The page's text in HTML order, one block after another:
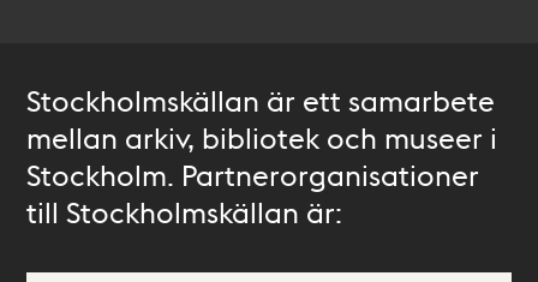
Stockholmskällan är ett samarbete
mellan arkiv, bibliotek och museer i
Stockholm. Partnerorganisationer
till Stockholmskällan är: